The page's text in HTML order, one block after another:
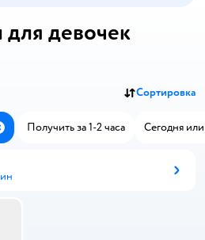
девочек
Сортировка
Получить за 1-2 часа Сегодня или